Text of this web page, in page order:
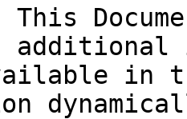
This
in